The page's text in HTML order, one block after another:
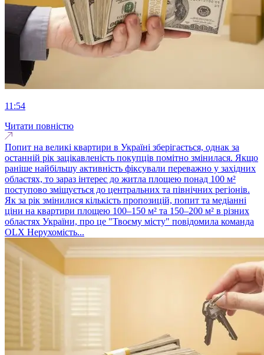
11:54
Читати повністю
Попит на великі квартири в Україні зберігається, однак за
останній рік зацікавленість покупців помітно змінилася. Якщо
раніше найбільшу активність фіксували переважно у західних
областях, то зараз інтерес до житла площею понад 100 м²
поступово зміщується до центральних та північних регіонів.
Як за рік змінилися кількість пропозицій, попит та медіанні
ціни на квартири площею 100–150 м² та 150–200 м² в різних
областях України, про це "Твоєму місту" повідомила команда
OLX Нерухомість...